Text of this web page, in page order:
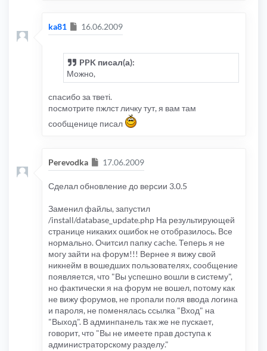
ka81 Сообщение
16.06.2009
PPK писал(а):
Можно,
спасибо за тветі.
посмотрите пжлст личку тут, я вам там
сообщенице писал
Perevodka Сообщение
17.06.2009
Сделал обновление до версии 3.0.5
Заменил файлы, запустил
/install/database_update.php На результирующей
странице никаких ошибок не отобразилось. Все
нормально. Очитсил папку cache. Теперь я не
могу зайти на форум!!! Вернее я вижу свой
никнейм в вошедших пользователях, сообщение
появляется, что "Вы успешно вошли в систему",
но фактически я на форум не вошел, потому как
не вижу форумов, не пропали поля ввода логина
и пароля, не поменялась ссылка "Вход" на
"Выход". В админпанель так же не пускает,
говорит, что "Вы не имеете прав доступа к
администраторскому разделу."